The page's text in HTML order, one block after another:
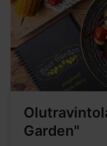
Garden"